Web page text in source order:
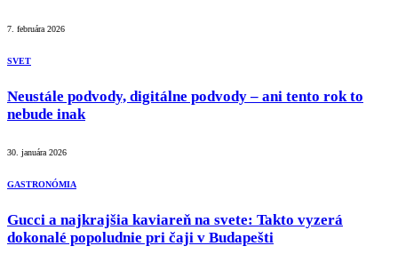
7. februára 2026
SVET
Neustále podvody, digitálne podvody – ani tento rok to
nebude inak
30. januára 2026
GASTRONÓMIA
Gucci a najkrajšia kaviareň na svete: Takto vyzerá
dokonalé popoludnie pri čaji v Budapešti